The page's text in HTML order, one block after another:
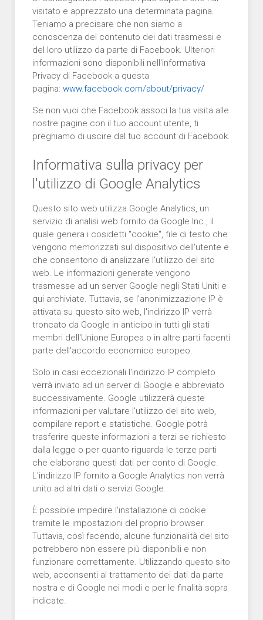
visitato e apprezzato una determinata pagina.
Teniamo a precisare che non siamo a
conoscenza del contenuto dei dati trasmessi e
del loro utilizzo da parte di Facebook. Ulteriori
informazioni sono disponibili nell'informativa
Privacy di Facebook a questa
pagina: www.facebook.com/about/privacy/
Se non vuoi che Facebook associ la tua visita alle
nostre pagine con il tuo account utente, ti
preghiamo di uscire dal tuo account di Facebook.
Informativa sulla privacy per
l'utilizzo di Google Analytics
Questo sito web utilizza Google Analytics, un
servizio di analisi web fornito da Google Inc., il
quale genera i cosidetti "cookie", file di testo che
vengono memorizzati sul dispositivo dell'utente e
che consentono di analizzare l'utilizzo del sito
web. Le informazioni generate vengono
trasmesse ad un server Google negli Stati Uniti e
qui archiviate. Tuttavia, se l'anonimizzazione IP è
attivata su questo sito web, l'indirizzo IP verrà
troncato da Google in anticipo in tutti gli stati
membri dell'Unione Europea o in altre parti facenti
parte dell'accordo economico europeo.
Solo in casi eccezionali l'indirizzo IP completo
verrà inviato ad un server di Google e abbreviato
successivamente. Google utilizzerà queste
informazioni per valutare l'utilizzo del sito web,
compilare report e statistiche. Google potrà
trasferire queste informazioni a terzi se richiesto
dalla legge o per quanto riguarda le terze parti
che elaborano questi dati per conto di Google.
L'indirizzo IP fornito a Google Analytics non verrà
unito ad altri dati o servizi Google.
È possibile impedire l'installazione di cookie
tramite le impostazioni del proprio browser.
Tuttavia, così facendo, alcune funzionalità del sito
potrebbero non essere più disponibili e non
funzionare correttamente. Utilizzando questo sito
web, acconsenti al trattamento dei dati da parte
nostra e di Google nei modi e per le finalità sopra
indicate.